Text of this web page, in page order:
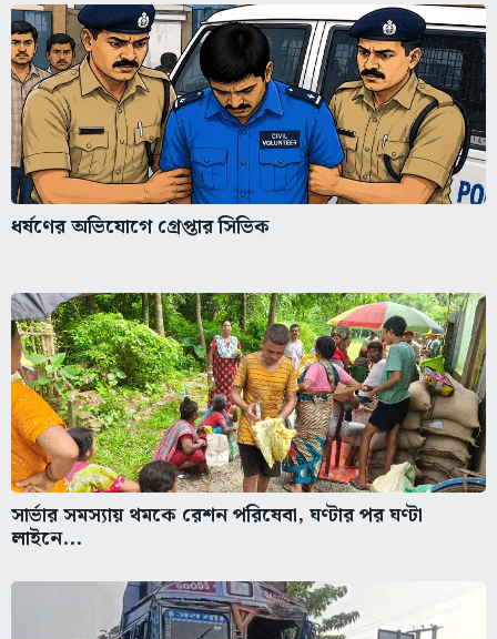
ধর্ষণের অভিযোগে গ্রেপ্তার সিভিক
সার্ভার সমস্যায় থমকে রেশন পরিষেবা, ঘণ্টার পর ঘণ্টা
লাইনে...